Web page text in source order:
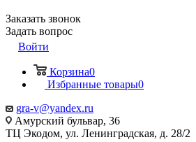
Заказать звонок
Задать вопрос
Войти
Корзина0
Избранные товары0
gra-v@yandex.ru
Амурский бульвар, 36
ТЦ Экодом, ул. Ленинградская, д. 28/2